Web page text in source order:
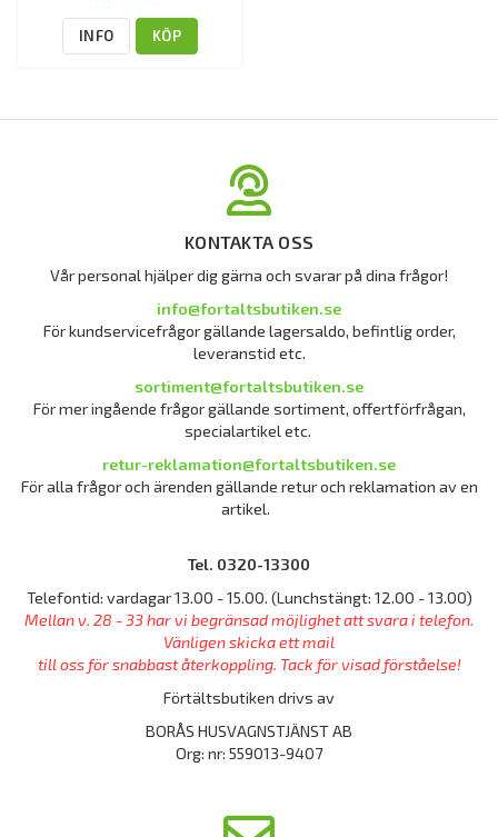
INFO KÖP
KONTAKTA OSS
Vår personal hjälper dig gärna och svarar på dina frågor!
info@fortaltsbutiken.se
För kundservicefrågor gällande lagersaldo, befintlig order,
leveranstid etc.
sortiment@fortaltsbutiken.se
För mer ingående frågor gällande sortiment, offertförfrågan,
specialartikel etc.
retur-reklamation@fortaltsbutiken.se
För alla frågor och ärenden gällande retur och reklamation av en
artikel.
Tel. 0320-13300
Telefontid: vardagar 13.00 - 15.00. (Lunchstängt: 12.00 - 13.00)
Mellan v. 28 - 33 har vi begränsad möjlighet att svara i telefon.
Vänligen skicka ett mail
till oss för snabbast återkoppling. Tack för visad förståelse!
Förtältsbutiken drivs av
BORÅS HUSVAGNSTJÄNST AB
Org: nr: 559013-9407